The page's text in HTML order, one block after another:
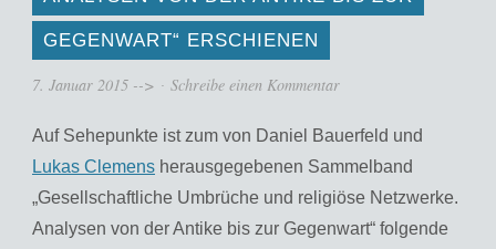
GEGENWART“ ERSCHIENEN
7. Januar 2015 --> Schreibe einen Kommentar
Auf Sehepunkte ist zum von Daniel Bauerfeld und
Lukas Clemens herausgegebenen Sammelband
„Gesellschaftliche Umbrüche und religiöse Netzwerke.
Analysen von der Antike bis zur Gegenwart“ folgende